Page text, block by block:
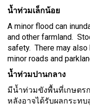
น้ำท่วมเล็กน้อย
A minor flood can
and other farmland.
safety. There may
minor roads and
น้ำท่วมปานกลาง
มีน้ำท่วมขังพื้นที่เกษตร
หลังอาจได้รับผลกระท